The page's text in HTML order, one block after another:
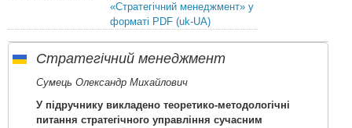
«Стратегічний менеджмент» у
форматі PDF (uk-UA)
Стратегічний менеджмент
Сумець Олександр Михайлович
У підручнику викладено теоретико-методологічні
питання стратегічного управління сучасним